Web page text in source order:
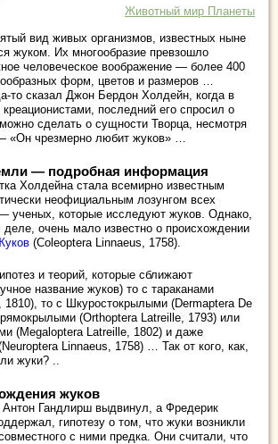
Животный мир Планеты
вид живых организмов, известных ныне
жуком. Их многообразие превзошло
человеческое воображение — более 400
форм, цветов и размеров …
то сказал Джон Бердон Холдейн, когда в
креационистами, последний его спросил о
сделать о сущности Творца, несмотря
«Он чрезмерно любит жуков» …
— подробная информация
Холдейна стала всемирно известным
неофициальным лозунгом всех
ученых, которые исследуют жуков. Однако,
очень мало известно о происхождении
(Coleoptera Linnaeus, 1758).
и теорий, которые сближают
название жуков) то с тараканами
1810), то с Шкуростокрылыми (Dermaptera De
(Orthoptera Latreille, 1793) или
(Megaloptera Latreille, 1802) и даже
Linnaeus, 1758) … Так от кого, как,
жуки? ..
жуков
Гандлирш выдвинул, а Фредерик
гипотезу о том, что жуки возникли
с ними предка. Они считали, что